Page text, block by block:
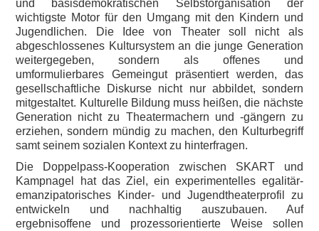
und basisdemokratischen Selbstorganisation der
wichtigste Motor für den Umgang mit den Kindern und
Jugendlichen. Die Idee von Theater soll nicht als
abgeschlossenes Kultursystem an die junge Generation
weitergegeben, sondern als offenes und
umformulierbares Gemeingut präsentiert werden, das
gesellschaftliche Diskurse nicht nur abbildet, sondern
mitgestaltet. Kulturelle Bildung muss heißen, die nächste
Generation nicht zu Theatermachern und -gängern zu
erziehen, sondern mündig zu machen, den Kulturbegriff
samt seinem sozialen Kontext zu hinterfragen.
Die Doppelpass-Kooperation zwischen SKART und
Kampnagel hat das Ziel, ein experimentelles egalitär-
emanzipatorisches Kinder- und Jugendtheaterprofil zu
entwickeln und nachhaltig auszubauen. Auf
ergebnisoffene und prozessorientierte Weise sollen